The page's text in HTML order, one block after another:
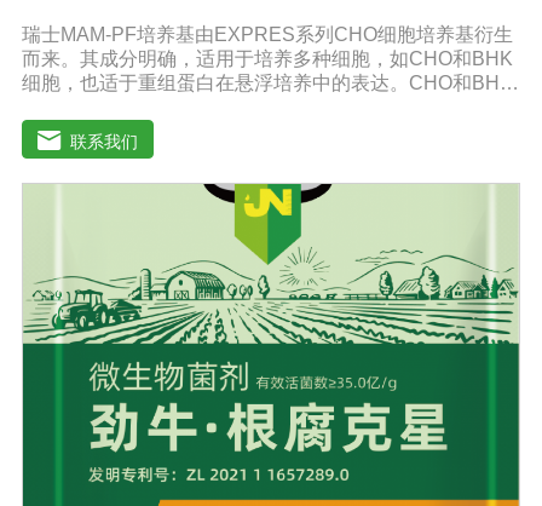
瑞士MAM-PF培养基由EXPRES系列CHO细胞培养基衍生
而来。其成分明确，适用于培养多种细胞，如CHO和BHK
细胞，也适于重组蛋白在悬浮培养中的表达。CHO和BHK
列培养基不含L-谷氨酰胺以避免因L-谷氨酰胺降解和胺积累
带来的不利影响。MAM-PF培养基可添加极少量的酚红或
不添加。无血清培养基比需添加血清的培养基高级，它有
助于表达产物的纯化和后续处理。多数市场上出售的无血
物。因此成分完全明确的培养基和市场上其他添加血清的
培养基以及无血清培养基相比具有巨大的技术优势。从风
险控制的角度来看，不含动物蛋白的培养基也极受欢迎，
同时它还可以避免动物性原料短缺和不稳定带来的影响。
MAM-PF1、MAM-PF2、MAM-PF7d 和MAM-PF7e,MAM-
PF培养基不含动物性蛋白和多肽，无成分不明确的水解产
物。用户使用前需自行添加L-谷氨酰胺（0.6一8 mM）。
DMEM High GlouseDMEM培养基是使用BME改良培养
基，其氨基酸和维生素含量是BME培养的四倍。DMEM培
养基中含有非必需氨基酸和特定的必需微量元素，碳酸氢
钠的的浓度也提高了。标准配方DMEM培养基葡萄糖的含
联系我们